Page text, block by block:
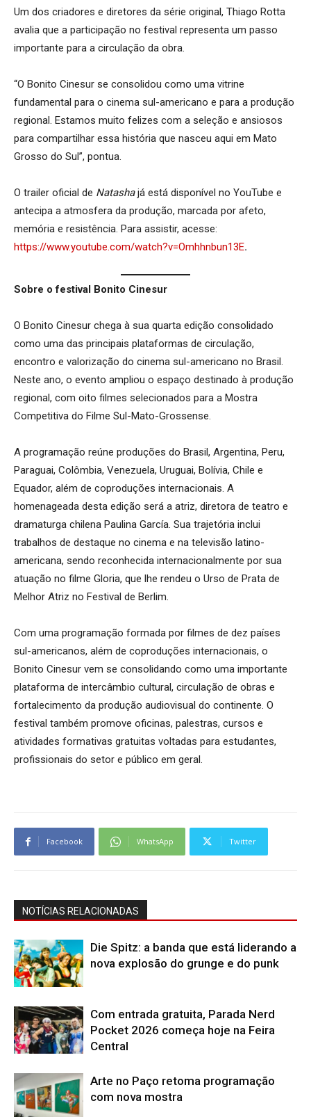
Um dos criadores e diretores da série original, Thiago Rotta
avalia que a participação no festival representa um passo
importante para a circulação da obra.
“O Bonito Cinesur se consolidou como uma vitrine
fundamental para o cinema sul-americano e para a produção
regional. Estamos muito felizes com a seleção e ansiosos
para compartilhar essa história que nasceu aqui em Mato
Grosso do Sul”, pontua.
O trailer oficial de Natashajá está disponível no YouTube e
antecipa a atmosfera da produção, marcada por afeto,
memória e resistência. Para assistir, acesse:
https://www.youtube.com/watch?v=Omhhnbun13E.
Sobre o festival Bonito Cinesur
O Bonito Cinesur chega à sua quarta edição consolidado
como uma das principais plataformas de circulação,
encontro e valorização do cinema sul-americano no Brasil.
Neste ano, o evento ampliou o espaço destinado à produção
regional, com oito filmes selecionados para a Mostra
Competitiva do Filme Sul-Mato-Grossense.
A programação reúne produções do Brasil, Argentina, Peru,
Paraguai, Colômbia, Venezuela, Uruguai, Bolívia, Chile e
Equador, além de coproduções internacionais. A
homenageada desta edição será a atriz, diretora de teatro e
dramaturga chilena Paulina García. Sua trajetória inclui
trabalhos de destaque no cinema e na televisão latino-
americana, sendo reconhecida internacionalmente por sua
atuação no filme Gloria, que lhe rendeu o Urso de Prata de
Melhor Atriz no Festival de Berlim.
Com uma programação formada por filmes de dez países
sul-americanos, além de coproduções internacionais, o
Bonito Cinesur vem se consolidando como uma importante
plataforma de intercâmbio cultural, circulação de obras e
fortalecimento da produção audiovisual do continente. O
festival também promove oficinas, palestras, cursos e
atividades formativas gratuitas voltadas para estudantes,
profissionais do setor e público em geral.
Facebook WhatsApp Twitter
NOTÍCIAS RELACIONADAS
Die Spitz: a banda que está liderando a
nova explosão do grunge e do punk
Com entrada gratuita, Parada Nerd
Pocket 2026 começa hoje na Feira
Central
Arte no Paço retoma programação
com nova mostra